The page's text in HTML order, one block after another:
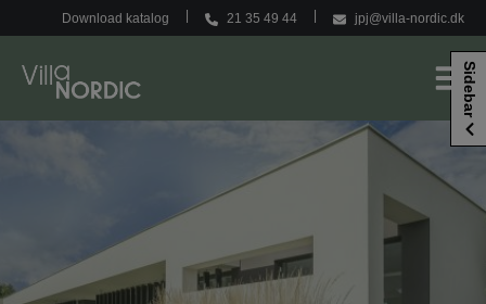
til
Download katalog 21 35 49 44 jpj@villa-nordic.dk
Sidebar